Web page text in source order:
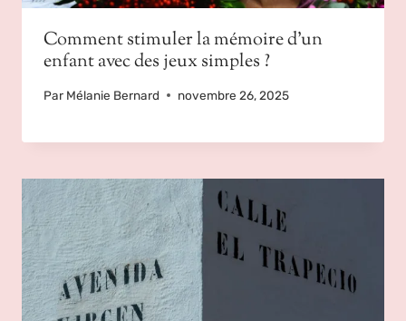
Comment stimuler la mémoire d’un
enfant avec des jeux simples ?
Par Mélanie Bernard novembre 26, 2025